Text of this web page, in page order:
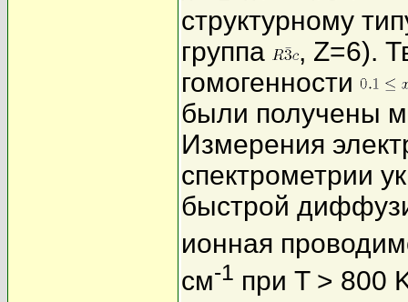
структурному
группа
, Z=6).
гомогенности
были получены
Измерения
спектрометрии
быстрой
ионная
см-1 при T > 800